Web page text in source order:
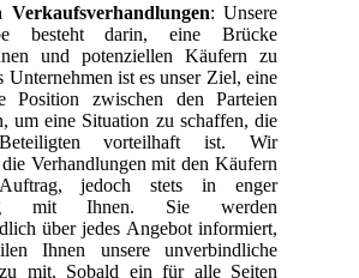
Verkaufsverhandlungen: Unsere
besteht darin, eine Brücke
und potenziellen Käufern zu
Unternehmen ist es unser Ziel, eine
Position zwischen den Parteien
um eine Situation zu schaffen, die
vorteilhaft ist. Wir
Verhandlungen mit den Käufern
jedoch stets in enger
mit Ihnen. Sie werden
über jedes Angebot informiert,
Ihnen unsere unverbindliche
mit. Sobald ein für alle Seiten